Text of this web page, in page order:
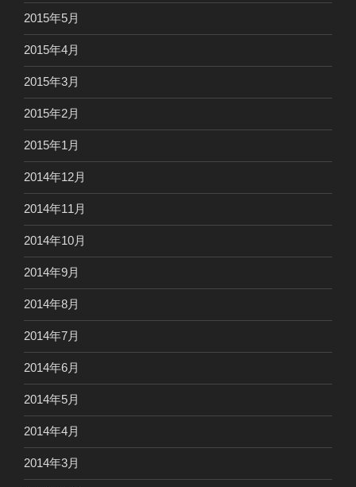
2015年5月
2015年4月
2015年3月
2015年2月
2015年1月
2014年12月
2014年11月
2014年10月
2014年9月
2014年8月
2014年7月
2014年6月
2014年5月
2014年4月
2014年3月